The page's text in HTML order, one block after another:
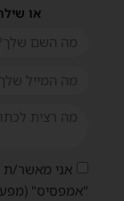
או
אני מאשר/ת
"אמפסיס"